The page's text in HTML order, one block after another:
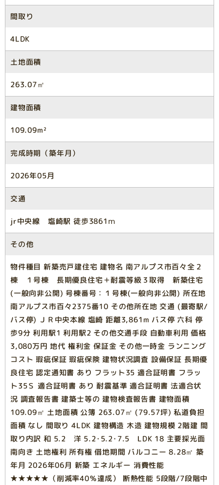
間取り
4LDK
土地面積
263.07㎡
建物面積
109.09m²
完成時期（築年月）
2026年05月
交通
jr中央線 塩崎駅 徒歩3861ⅿ
その他
物件種目 新築売戸建住宅 建物名 南アルプス市百々全２
棟 １号棟 長期優良住宅＋耐震等級３取得 新築住宅
(一般向非公開) 号棟番号：１号棟(一般向非公開) 所在地
南アルプス市百々2375番10 その他所在地 交通 (最寄駅/
バス停) ＪＲ中央本線 塩崎 距離3,861m バス停 六科 停
歩9分 利用駅1 利用駅2 その他交通手段 自動車利用 価格
3,080万円 地代 権利金 保証金 その他一時金 ランニング
コスト 瑕疵保証 瑕疵保険 建物状況調査 設備保証 長期優
良住宅 認定通知書 あり フラット35 適合証明書 フラッ
ト35Ｓ 適合証明書 あり 耐震基準 適合証明書 法適合状
況 調査報告書 建築士等の 建物検査報告書 建物面積
109.09㎡ 土地面積 公簿 263.07㎡ (79.57坪) 私道負担
面積 なし 間取り 4LDK 建物構造 木造 建物規模 2階建 間
取り内訳 和 5.2 洋 5.2･5.2･7.5 LDK 18 主要採光面
南向き 土地権利 所有権 借地期間 バルコニー 8.28㎡ 築
年月 2026年06月 新築 エネルギー 消費性能
★★★★★（削減率40％達成） 断熱性能 5段階/7段階中